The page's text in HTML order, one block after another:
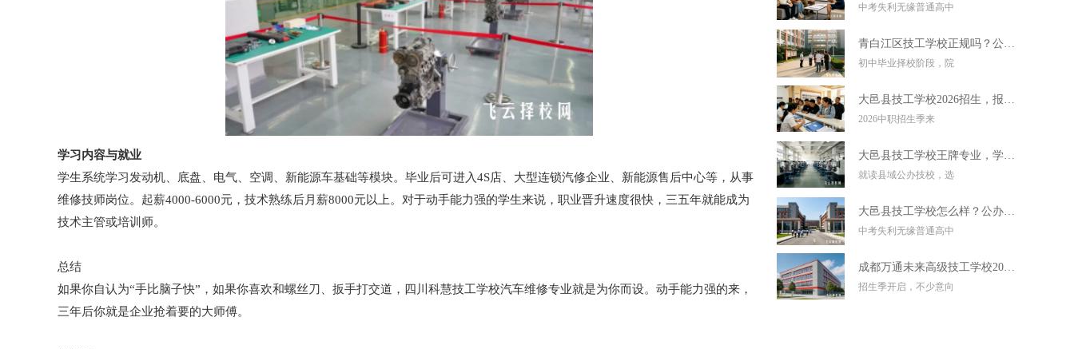
中考失利无缘普通高中
初中毕业择校阶段，院
2026中职招生季来
就读县域公办技校，选
中考失利无缘普通高中
招生季开启，不少意向
学习内容与就业
学生系统学习发动机、底盘、电气、空调、新能源车基础等模块。毕业后可进入4S店、大型连锁汽修企业、新能源售后中心等，从事
维修技师岗位。起薪4000-6000元，技术熟练后月薪8000元以上。对于动手能力强的学生来说，职业晋升速度很快，三五年就能成为
技术主管或培训师。
总结
如果你自认为“手比脑子快”，如果你喜欢和螺丝刀、扳手打交道，四川科慧技工学校汽车维修专业就是为你而设。动手能力强的来，
三年后你就是企业抢着要的大师傅。